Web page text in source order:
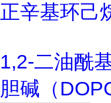
正辛基环己
1,2-二油酰
胆碱（